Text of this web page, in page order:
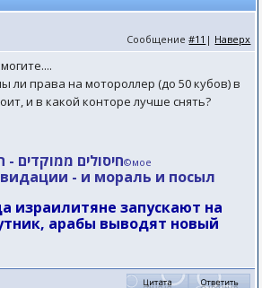
Сообщение#11 | Наверх
ли права на мотороллер (до 50 кубов) в
и в какой конторе лучше снять?
חיסולים ממוקדים©мое
- и мораль и посыл
израилитяне запускают на
арабы выводят новый